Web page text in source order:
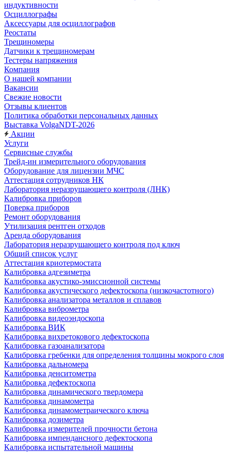
индуктивности
Осциллографы
Аксессуары для осциллографов
Реостаты
Трещиномеры
Датчики к трещиномерам
Тестеры напряжения
Компания
О нашей компании
Вакансии
Свежие новости
Отзывы клиентов
Политика обработки персональных данных
Выставка VolgaNDT-2026
Акции
Услуги
Сервисные службы
Трейд-ин измерительного оборудования
Оборудование для лицензии МЧС
Аттестация сотрудников НК
Лаборатория неразрушающего контроля (ЛНК)
Калибровка приборов
Поверка приборов
Ремонт оборудования
Утилизация рентген отходов
Аренда оборудования
Лаборатория неразрушающего контроля под ключ
Общий список услуг
Аттестация криотермостата
Калибровка адгезиметра
Калибровка акустико-эмиссионной системы
Калибровка акустического дефектоскопа (низкочастотного)
Калибровка анализатора металлов и сплавов
Калибровка виброметра
Калибровка видеоэндоскопа
Калибровка ВИК
Калибровка вихретокового дефектоскопа
Калибровка газоанализатора
Калибровка гребенки для определения толщины мокрого слоя
Калибровка дальномера
Калибровка денситометра
Калибровка дефектоскопа
Калибровка динамического твердомера
Калибровка динамометра
Калибровка динамометраического ключа
Калибровка дозиметра
Калибровка измерителей прочности бетона
Калибровка импендансного дефектоскопа
Калибровка испытательной машины